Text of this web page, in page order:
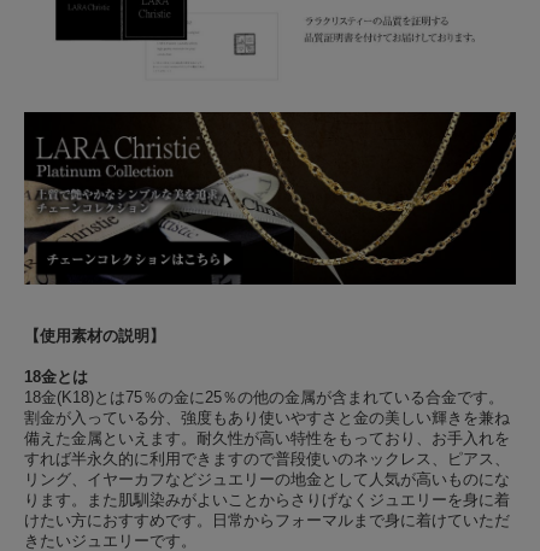
【使用素材の説明】
18金とは
18金(K18)とは75％の金に25％の他の金属が含まれている合金です。
割金が入っている分、強度もあり使いやすさと金の美しい輝きを兼ね
備えた金属といえます。耐久性が高い特性をもっており、お手入れを
すれば半永久的に利用できますので普段使いのネックレス、ピアス、
リング、イヤーカフなどジュエリーの地金として人気が高いものにな
ります。また肌馴染みがよいことからさりげなくジュエリーを身に着
けたい方におすすめです。日常からフォーマルまで身に着けていただ
きたいジュエリーです。